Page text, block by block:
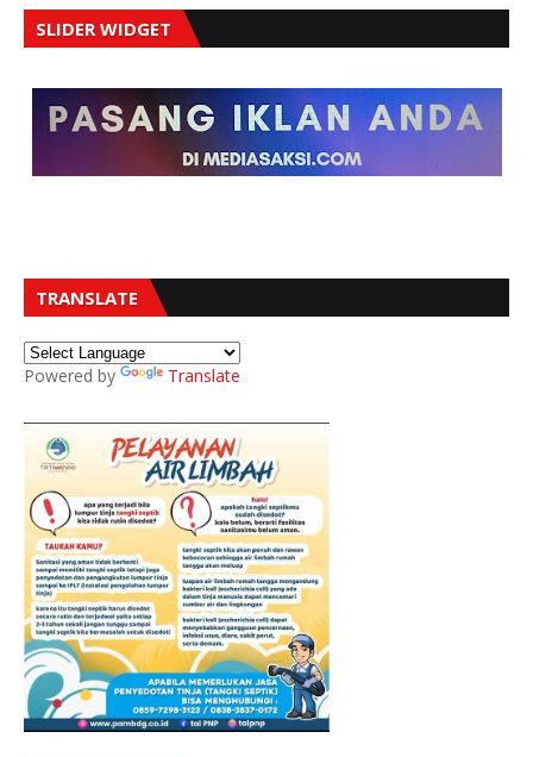
SLIDER WIDGET
TRANSLATE
Powered by Translate